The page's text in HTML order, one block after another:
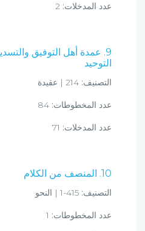
عدد المدخلات:
9. عمدة أهل التوفيق
التوحيد
التصنيف:
عدد المخطوطات:
عدد المدخلات:
10. المنصف من الكلام
التصنيف:
عدد المخطوطات: